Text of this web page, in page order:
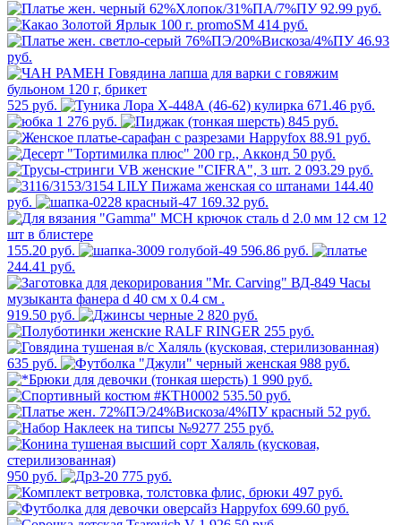
92.99 руб.
414 руб.
46.93
руб.
525 руб.
671.46 руб.
1 276 руб.
845 руб.
88.91 руб.
50 руб.
2 093.29 руб.
144.40
руб.
169.32 руб.
155.20 руб.
596.86 руб.
244.41 руб.
919.50 руб.
2 820 руб.
255 руб.
635 руб.
988 руб.
1 990 руб.
535.50 руб.
52 руб.
255 руб.
950 руб.
775 руб.
497 руб.
699.60 руб.